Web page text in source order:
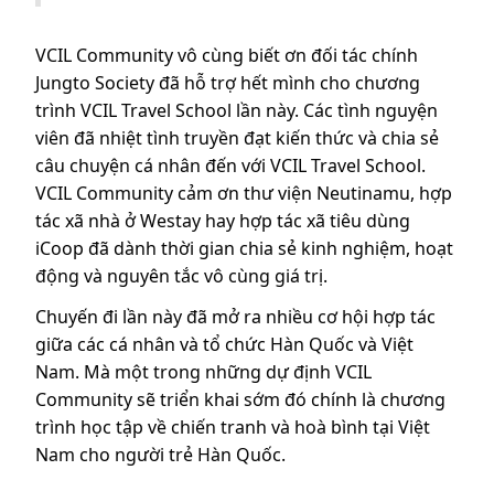
VCIL Community vô cùng biết ơn đối tác chính
Jungto Society đã hỗ trợ hết mình cho chương
trình VCIL Travel School lần này. Các tình nguyện
viên đã nhiệt tình truyền đạt kiến thức và chia sẻ
câu chuyện cá nhân đến với VCIL Travel School.
VCIL Community cảm ơn thư viện Neutinamu, hợp
tác xã nhà ở Westay hay hợp tác xã tiêu dùng
iCoop đã dành thời gian chia sẻ kinh nghiệm, hoạt
động và nguyên tắc vô cùng giá trị.
Chuyến đi lần này đã mở ra nhiều cơ hội hợp tác
giữa các cá nhân và tổ chức Hàn Quốc và Việt
Nam. Mà một trong những dự định VCIL
Community sẽ triển khai sớm đó chính là chương
trình học tập về chiến tranh và hoà bình tại Việt
Nam cho người trẻ Hàn Quốc.